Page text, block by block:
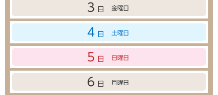
3 日 金曜日
4 日 土曜日
5 日 日曜日
6 日 月曜日